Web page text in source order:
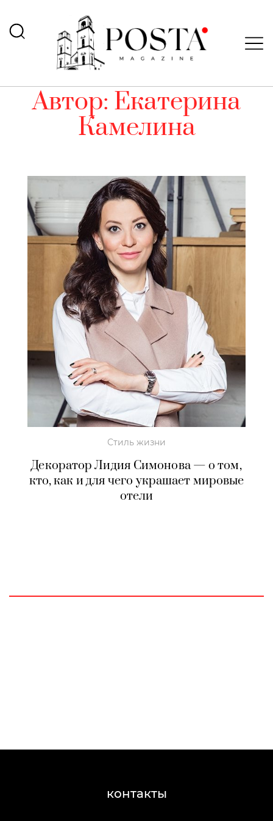
Автор: Екатерина
Камелина
Стиль жизни
Декоратор Лидия Симонова — о том,
кто, как и для чего украшает мировые
отели
контакты